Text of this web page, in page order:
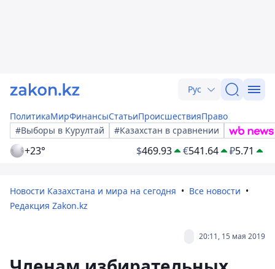
Рус
ПолитикаМирФинансыСтатьиПроисшествияПраво
#Выборы в Курултай
#Казахстан в сравнении
+23° $469.93 €541.64 ₽5.71
Новости Казахстана и мира на сегодня
Все новости
Редакция Zakon.kz
20:11, 15 мая 2019